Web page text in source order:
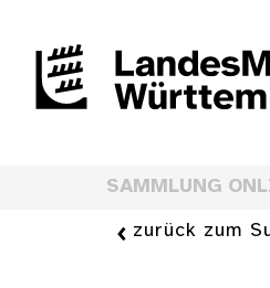
SAMMLUNG
zurück zum